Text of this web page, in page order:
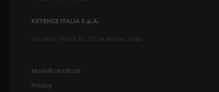
KEYENCE ITALIA S.p.A.
Via Vittor Pisani 22, 20124 Milano, Italia
Modelli certificati
Privacy